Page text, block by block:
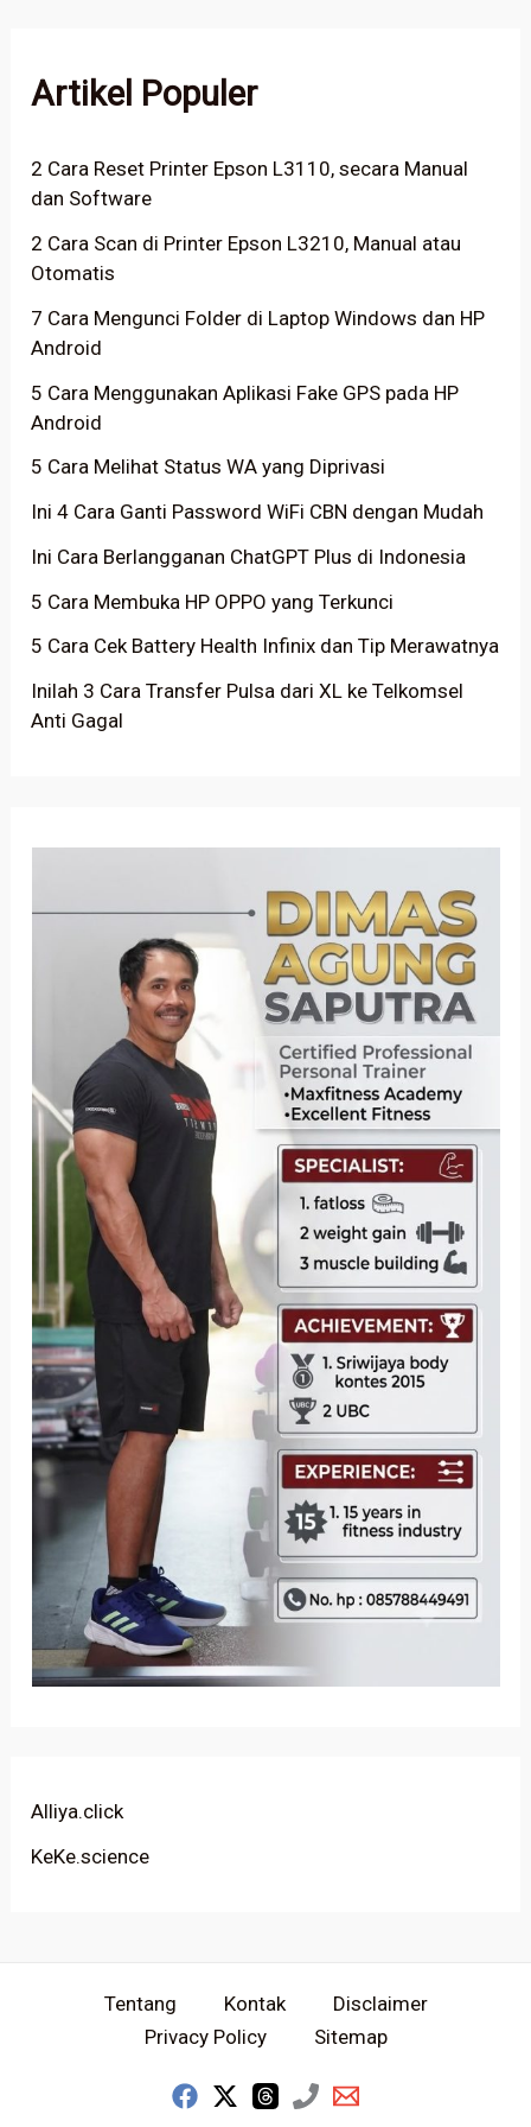
Artikel Populer
2 Cara Reset Printer Epson L3110, secara Manual
dan Software
2 Cara Scan di Printer Epson L3210, Manual atau
Otomatis
7 Cara Mengunci Folder di Laptop Windows dan HP
Android
5 Cara Menggunakan Aplikasi Fake GPS pada HP
Android
5 Cara Melihat Status WA yang Diprivasi
Ini 4 Cara Ganti Password WiFi CBN dengan Mudah
Ini Cara Berlangganan ChatGPT Plus di Indonesia
5 Cara Membuka HP OPPO yang Terkunci
5 Cara Cek Battery Health Infinix dan Tip Merawatnya
Inilah 3 Cara Transfer Pulsa dari XL ke Telkomsel
Anti Gagal
Alliya.click
KeKe.science
Tentang Kontak
Disclaimer
Privacy Policy
Sitemap